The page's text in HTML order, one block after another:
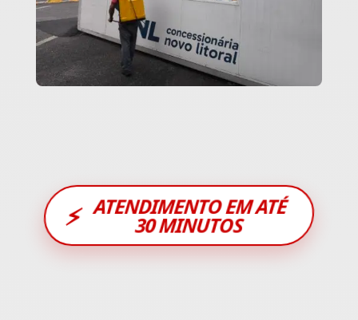
⚡ ATENDIMENTO EM ATÉ
30 MINUTOS